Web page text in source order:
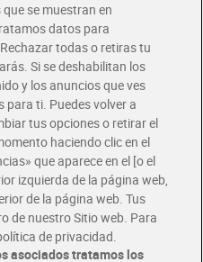
Eats
tu tienda más cercana
se muestran en
datos para
todas o retiras tu
Si se deshabilitan los
y los anuncios que ves
para ti. Puedes volver a
tus opciones o retirar el
haciendo clic en el
que aparece en el [o el
izquierda de la página web,
de la página web. Tus
de nuestro Sitio web. Para
de privacidad.
asociados tratamos los